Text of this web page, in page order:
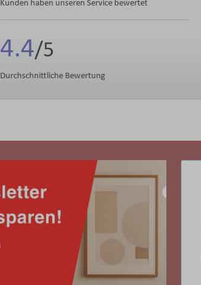
Kunden haben unseren Service bewertet
4.4
Durchschnittliche Bewertung